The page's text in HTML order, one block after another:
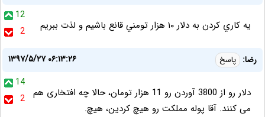
12
2
يه كاري كردن به دلار ١٠ هزار تومني قانع باشيم و لذت ببريم
رضا: پاسخ
۱۳۹۷/۵/۲۷ ۰۶:۱۳:۲۶
14
2
دلار رو از 3800 آوردن رو 11 هزار تومان، حالا چه افتخاری هم
می کنند. آقا پوله مملکت رو هیچ کردین، هیچ.